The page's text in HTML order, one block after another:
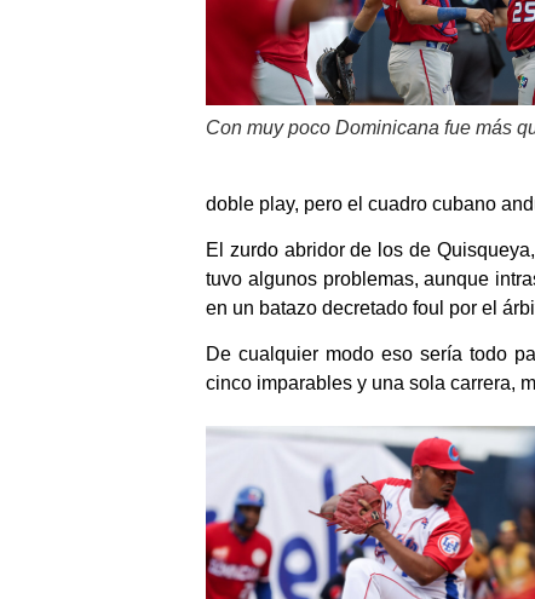
Con muy poco Dominicana fue más
doble play, pero el cuadro cubano
El zurdo abridor de los de
tuvo algunos problemas, aunque
en un batazo decretado foul por el
De cualquier modo eso sería todo
cinco imparables y una sola carrera,